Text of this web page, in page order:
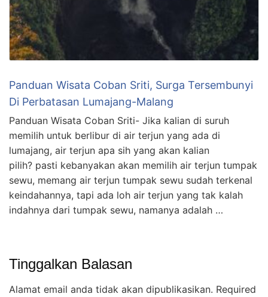
Panduan Wisata Coban Sriti, Surga Tersembunyi
Di Perbatasan Lumajang-Malang
Panduan Wisata Coban Sriti- Jika kalian di suruh
memilih untuk berlibur di air terjun yang ada di
lumajang, air terjun apa sih yang akan kalian
pilih? pasti kebanyakan akan memilih air terjun tumpak
sewu, memang air terjun tumpak sewu sudah terkenal
keindahannya, tapi ada loh air terjun yang tak kalah
indahnya dari tumpak sewu, namanya adalah …
Tinggalkan Balasan
Alamat email anda tidak akan dipublikasikan. Required